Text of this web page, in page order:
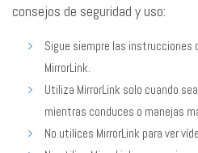
consejos de seguridad y uso:
Sigue siempre las
MirrorLink.
Utiliza MirrorLink solo cuando
mientras conduces o manejas
No utilices MirrorLink para ver